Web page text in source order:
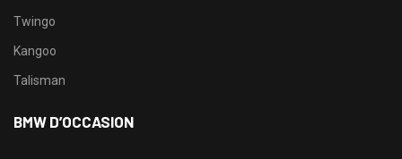
Twingo
Kangoo
Talisman
BMW D’OCCASION